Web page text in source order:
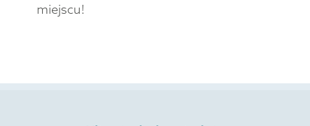
miejscu!